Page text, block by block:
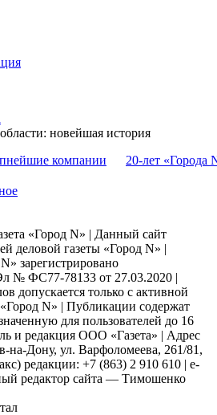
новейшая история
компании 20-лет «Города
«Город N» | Данный сайт
деловой газеты «Город N» |
зарегистрировано
№ ФС77-78133 от 27.03.2020 |
допускается только с активной
N» | Публикации содержат
для пользователей до 16
и редакция ООО «Газета» | Адрес
на-Дону, ул. Варфоломеева, 261/81,
редакции: +7 (863) 2 910 610 | e-
редактор сайта — Тимошенко